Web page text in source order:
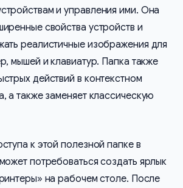
и управления ими. Она
свойства устройств и
реалистичные изображения для
мышей и клавиатур. Папка также
действий в контекстном
а также заменяет классическую
к этой полезной папке в
потребоваться создать ярлык
на рабочем столе. После